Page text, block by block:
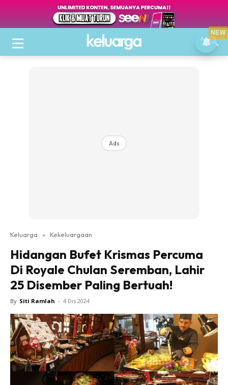
Ads
Keluarga » Kekeluargaan
Hidangan Bufet Krismas Percuma
Di Royale Chulan Seremban, Lahir
25 Disember Paling Bertuah!
By Siti Ramlah - 4 Dis 2024
NEW